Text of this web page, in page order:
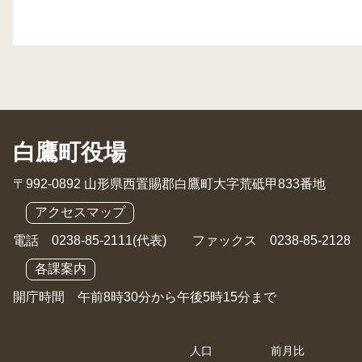
白鷹町役場
〒992-0892 山形県西置賜郡白鷹町大字荒砥甲833番地
アクセスマップ
電話 0238-85-2111(代表) ファックス 0238-85-2128
各課案内
開庁時間 午前8時30分から午後5時15分まで
人口 前月比